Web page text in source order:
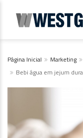
Página Inicial Marketing
Bebi água em jejum